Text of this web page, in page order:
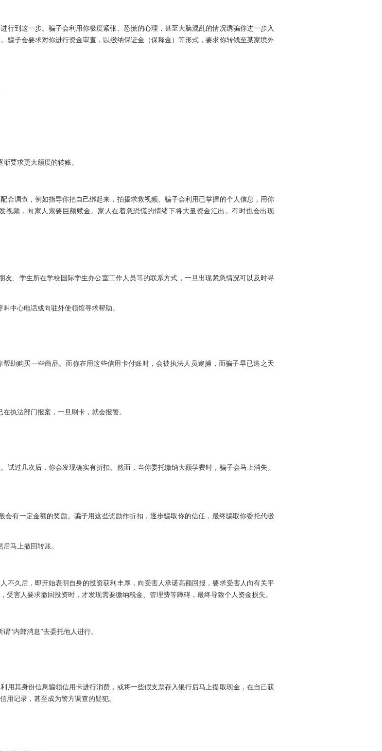
行到这一步。骗子会利用你极度紧张、恐慌的心理，甚至大脑混乱的情况诱骗你进一步入
骗子会要求对你进行资金审查，以缴纳保证金（保释金）等形式，要求你转钱至某家境外
要求更大额度的转账。
合调查，例如指导你把自己绑起来，拍摄求救视频。骗子会利用已掌握的个人信息，用你
视频，向家人索要巨额赎金。家人在着急恐慌的情绪下将大量资金汇出。有时也会出现
友、学生所在学校国际学生办公室工作人员等的联系方式，一旦出现紧急情况可以及时寻
中心电话或向驻外使领馆寻求帮助。
助购买一些商品。而你在用这些信用卡付账时，会被执法人员逮捕，而骗子早已逃之夭
执法部门报案，一旦刷卡，就会报警。
试过几次后，你会发现确实有折扣。然而，当你委托缴纳大额学费时，骗子会马上消失。
会有一定金额的奖励。骗子用这些奖励作折扣，逐步骗取你的信任，最终骗取你委托代缴
马上撤回转账。
不久后，即开始表明自身的投资获利丰厚，向受害人承诺高额回报，要求受害人向有关平
受害人要求撤回投资时，才发现需要缴纳税金、管理费等障碍，最终导致个人资金损失。
“内部消息”去委托他人进行。
用其身份信息骗领信用卡进行消费，或将一些假支票存入银行后马上提取现金，在自己获
用记录，甚至成为警方调查的疑犯。